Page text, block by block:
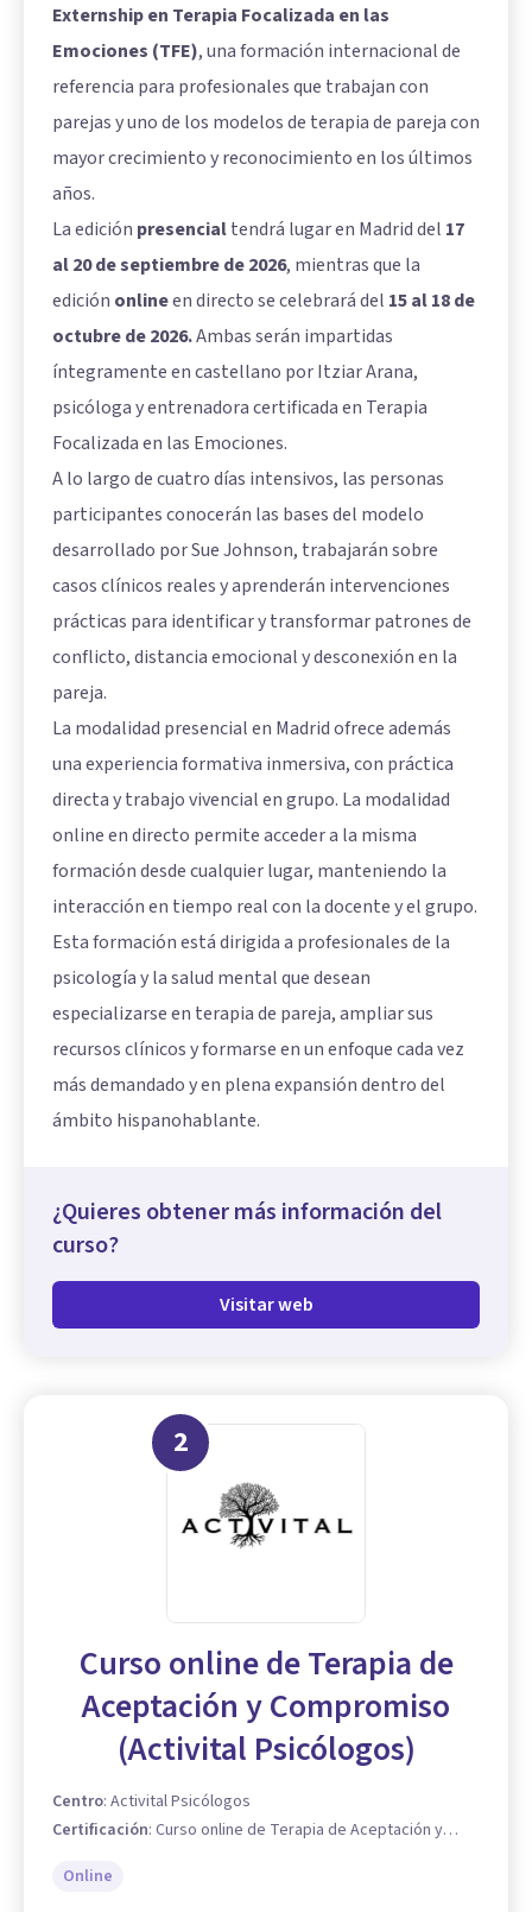
Externship en Terapia Focalizada en las
Emociones (TFE), una formación internacional de
referencia para profesionales que trabajan con
parejas y uno de los modelos de terapia de pareja con
mayor crecimiento y reconocimiento en los últimos
años.
La edición presencialtendrá lugar en Madrid del 17
al 20 de septiembre de 2026, mientras que la
edición onlineen directo se celebrará del 15 al 18 de
octubre de 2026.Ambas serán impartidas
íntegramente en castellano por Itziar Arana,
psicóloga y entrenadora certificada en Terapia
Focalizada en las Emociones.
A lo largo de cuatro días intensivos, las personas
participantes conocerán las bases del modelo
desarrollado por Sue Johnson, trabajarán sobre
casos clínicos reales y aprenderán intervenciones
prácticas para identificar y transformar patrones de
conflicto, distancia emocional y desconexión en la
pareja.
La modalidad presencial en Madrid ofrece además
una experiencia formativa inmersiva, con práctica
directa y trabajo vivencial en grupo. La modalidad
online en directo permite acceder a la misma
formación desde cualquier lugar, manteniendo la
interacción en tiempo real con la docente y el grupo.
Esta formación está dirigida a profesionales de la
psicología y la salud mental que desean
especializarse en terapia de pareja, ampliar sus
recursos clínicos y formarse en un enfoque cada vez
más demandado y en plena expansión dentro del
ámbito hispanohablante.
¿Quieres obtener más información del
curso?
Visitar web
2
Curso online de Terapia de
Aceptación y Compromiso
(Activital Psicólogos)
Centro: Activital Psicólogos
Certificación: Curso online de Terapia de Aceptación y
Online